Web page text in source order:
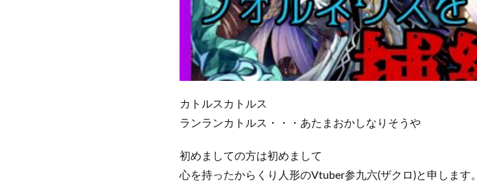
カトルスカトルス
ランランカトルス・・・あたまおかしなりそうや
初めましての方は初めまして
心を持ったからくり人形のVtuber参九六(ザクロ)と申します。